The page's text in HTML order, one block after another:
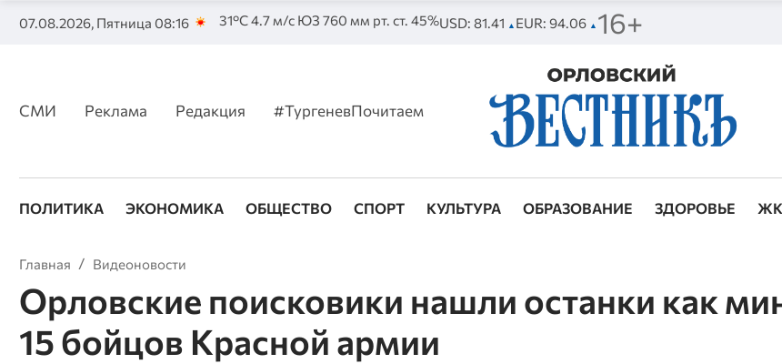
07.08.2026, Пятница 08:16 31°C 4.7 м/с ЮЗ 760 мм рт. ст. 45%USD: 81.41 ▲ EUR: 94.06 ▲ 16+
СМИ Реклама Редакция #ТургеневПочитаем
ПОЛИТИКА ЭКОНОМИКА ОБЩЕСТВО СПОРТ КУЛЬТУРА ОБРАЗОВАНИЕ ЗДОРОВЬЕ
Главная Видеоновости
Орловские поисковики нашли останки как
15 бойцов Красной армии